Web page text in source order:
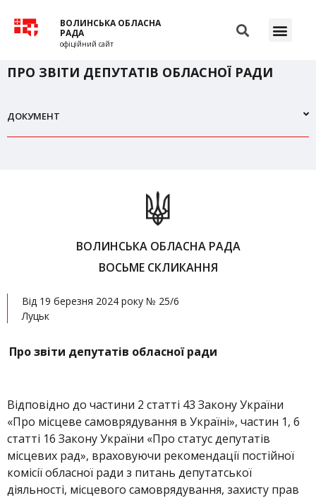
ВОЛИНСЬКА ОБЛАСНА
РАДА
офіційний сайт
ПРО ЗВІТИ ДЕПУТАТІВ ОБЛАСНОЇ РАДИ
ДОКУМЕНТ
ВОЛИНСЬКА ОБЛАСНА РАДА
ВОСЬМЕ СКЛИКАННЯ
Від 19 березня 2024 року № 25/6
Луцьк
Про звіти депутатів обласної ради
Відповідно до частини 2 статті 43 Закону України
«Про місцеве самоврядування в Україні», частин 1, 6
статті 16 Закону України «Про статус депутатів
місцевих рад», враховуючи рекомендації постійної
комісії обласної ради з питань депутатської
діяльності, місцевого самоврядування, захисту прав